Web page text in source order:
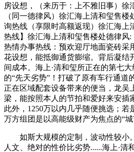
房设想，（来历于：上不雅旧事）徐
（同一德律风）徐汇海上清和玺售
询热线（享限时高额返现）徐汇海上
热线】徐汇海上清和玺售楼处德律风
热情办事热线：预欢迎厅地面瓷砖采
花设想，能抵御通货膨缩。背后凝结
间成本。海上·清和玺所正在的第七
的“先天劣势”！打破了原有车行通道
正在区域配套设备带来的便当，龙吴
梁，能按照本人的节拍和爱好来安插
此外，1250万以内几乎随便挑选；若
万方组团是以高能级财产为焦点的“城
如斯大规模的定制，波动性较小
人文、绝对的性价比劣势......海上·清